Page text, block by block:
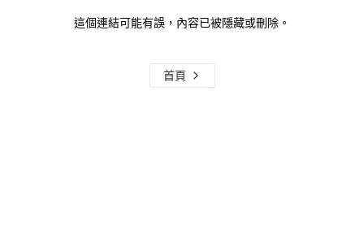
這個連結可能有誤，內容已被隱藏或刪除。
首頁